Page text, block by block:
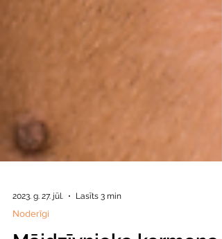
2023. g. 27. jūl. Lasīts 3 min